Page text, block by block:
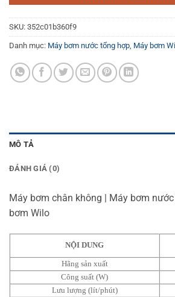
SKU: 352c01b360f9
Danh mục: Máy bơm nước tổng hợp, Máy bơm
MÔ TẢ
ĐÁNH GIÁ (0)
Máy bơm chân không | Máy bơm
bơm Wilo
NỘI DUNG
Hãng sản xuất
Công suất (W)
Lưu lượng (lít/phút)